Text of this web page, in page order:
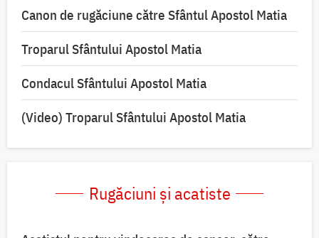
Canon de rugăciune către Sfântul Apostol Matia
Troparul Sfântului Apostol Matia
Condacul Sfântului Apostol Matia
(Video) Troparul Sfântului Apostol Matia
Rugăciuni și acatiste